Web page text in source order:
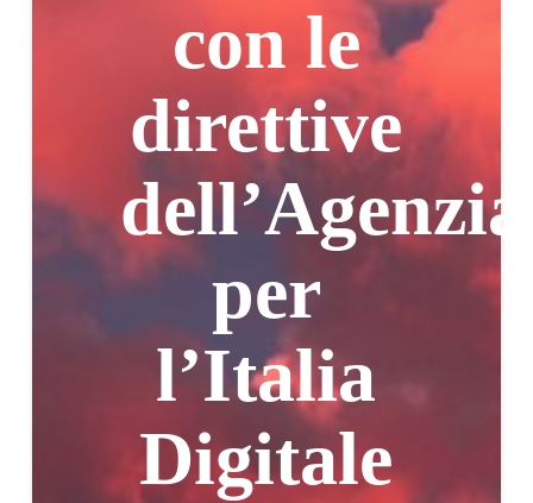
con le
direttive
dell’Agenzia
per
l’Italia
Digitale